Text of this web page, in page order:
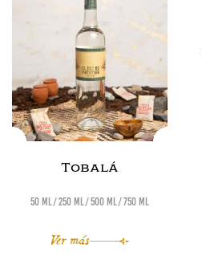
Tobalá
50 ml 250 ml 500 ml 750 ml
Ver más